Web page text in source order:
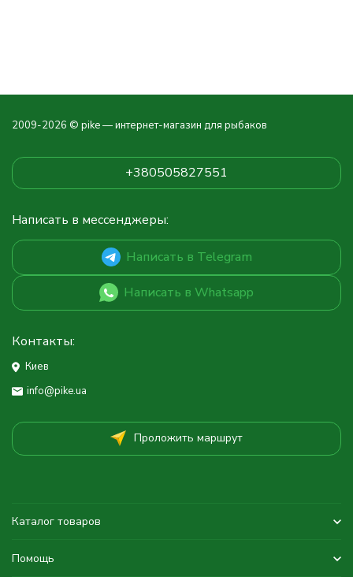
2009-2026 © pike — интернет-магазин для рыбаков
+380505827551
Написать в мессенджеры:
Написать в Telegram
Написать в Whatsapp
Контакты:
Киев
info@pike.ua
Проложить маршрут
Каталог товаров
Помощь